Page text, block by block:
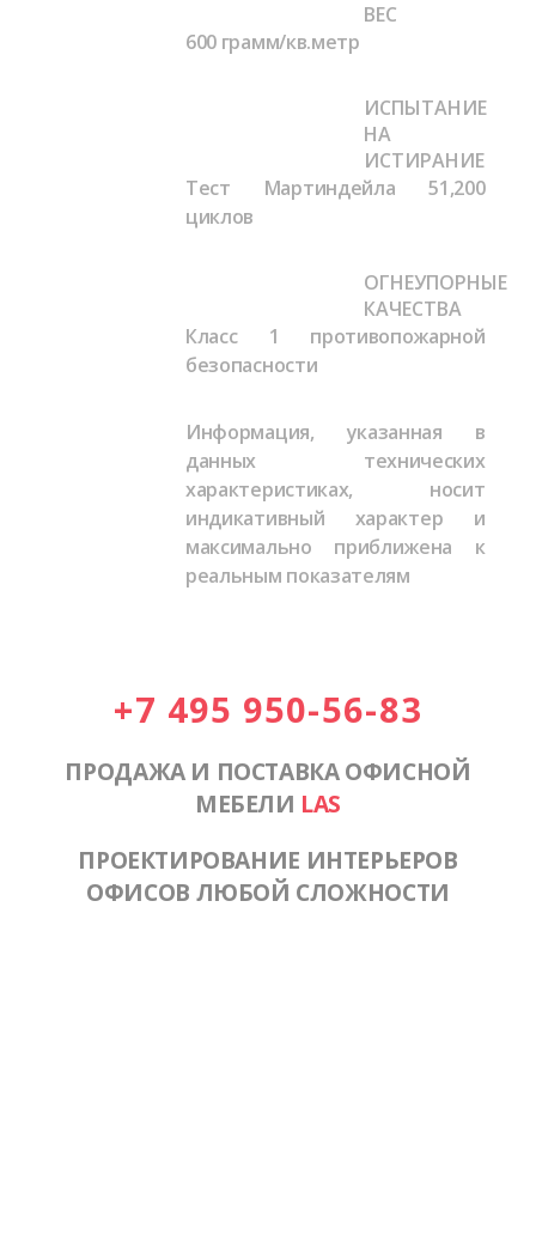
ВЕС
600 грамм/кв.метр
ИСПЫТАНИЕ
НА
ИСТИРАНИЕ
Тест Мартиндейла51,200
циклов
ОГНЕУПОРНЫЕ
КАЧЕСТВА
Класс 1 противопожарной
безопасности
Информация, указанная в
данных технических
характеристиках, носит
индикативный характер и
максимально приближена к
реальным показателям
+7 495 950-56-83
ПРОДАЖА И ПОСТАВКА ОФИСНОЙ
МЕБЕЛИ LAS
ПРОЕКТИРОВАНИЕ ИНТЕРЬЕРОВ
ОФИСОВ ЛЮБОЙ СЛОЖНОСТИ